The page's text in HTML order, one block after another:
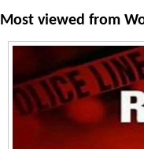
Most viewed from